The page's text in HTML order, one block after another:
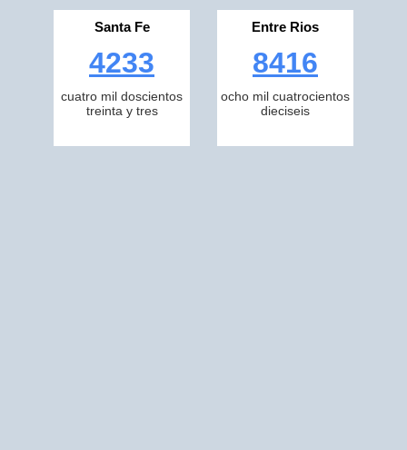
Santa Fe
4233
cuatro mil doscientos
treinta y tres
Entre Rios
8416
ocho mil cuatrocientos
dieciseis